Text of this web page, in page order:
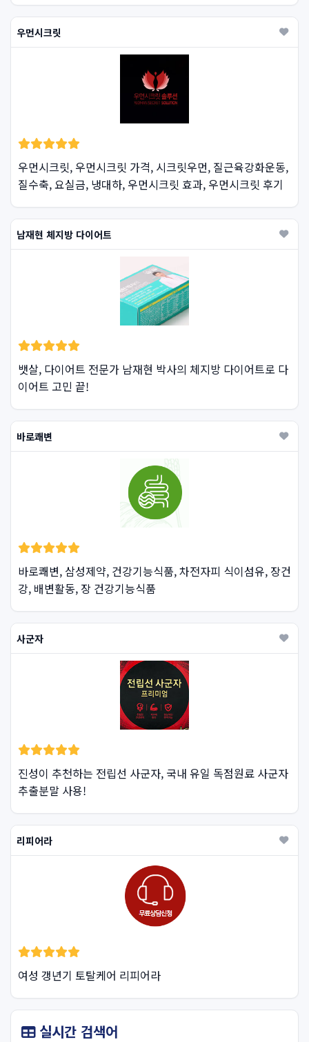
우먼시크릿
우먼시크릿, 우먼시크릿 가격, 시크릿우먼, 질근육강화운동,
질수축, 요실금, 냉대하, 우먼시크릿 효과, 우먼시크릿 후기
남재현 체지방 다이어트
뱃살, 다이어트 전문가 남재현 박사의 체지방 다이어트로 다
이어트 고민 끝!
바로쾌변
바로쾌변, 삼성제약, 건강기능식품, 차전자피 식이섬유, 장건
강, 배변활동, 장 건강기능식품
사군자
진성이 추천하는 전립선 사군자, 국내 유일 독점원료 사군자
추출분말 사용!
리피어라
여성 갱년기 토탈케어 리피어라
실시간 검색어